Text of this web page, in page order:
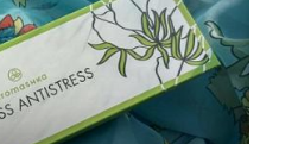
поэтому решила